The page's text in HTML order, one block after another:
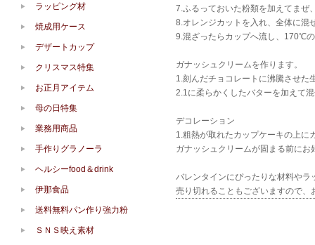
7.ふるっておいた粉類を加えてまぜ
8.オレンジカットを入れ、全体に混
9.混ざったらカップへ流し、170℃
ガナッシュクリームを作ります。
1.刻んだチョコレートに沸騰させた
2.1に柔らかくしたバターを加えて
デコレーション
1.粗熱が取れたカップケーキの上に
ガナッシュクリームが固まる前に
バレンタインにぴったりな材料や
売り切れることもございますので
ラッピング材
焼成用ケース
デザートカップ
クリスマス特集
お正月アイテム
母の日特集
業務用商品
手作りグラノーラ
ヘルシーfood＆drink
伊那食品
送料無料パン作り強力粉
ＳＮＳ映え素材